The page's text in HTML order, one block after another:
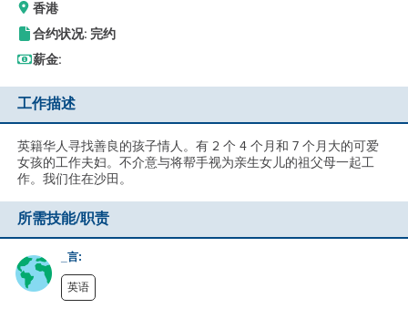
香港
合约状况: 完约
薪金:
工作描述
英籍华人寻找善良的孩子情人。有 2 个 4 个月和 7 个月大的可爱
女孩的工作夫妇。不介意与将帮手视为亲生女儿的祖父母一起工
作。我们住在沙田。
所需技能/职责
_言:
英语